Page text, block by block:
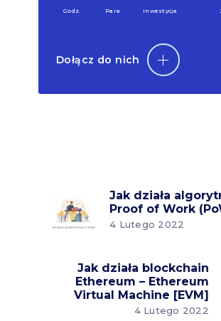
Godz. Para Inwestycja
Dołącz do nich
Jak działa
Proof of Work
4 Lutego 2022
Jak działa blockchain
Ethereum – Ethereum
Virtual Machine [EVM]
4 Lutego 2022